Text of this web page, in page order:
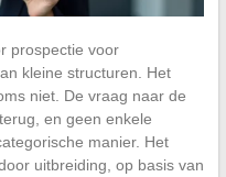
prospectie voor
kleine structuren. Het
niet. De vraag naar de
en geen enkele
manier. Het
uitbreiding, op basis van